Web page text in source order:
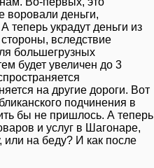
воровали деньги,
теперь украдут деньги из
вследствие
большегрузных
будет увеличен до 3
на другие дороги. Вот
подчинения в
бы не пришлось. А теперь
и услуг в Шагонаре,
или на беду? И как после